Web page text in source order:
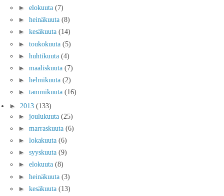
► elokuuta (7)
► heinäkuuta (8)
► kesäkuuta (14)
► toukokuuta (5)
► huhtikuuta (4)
► maaliskuuta (7)
► helmikuuta (2)
► tammikuuta (16)
► 2013 (133)
► joulukuuta (25)
► marraskuuta (6)
► lokakuuta (6)
► syyskuuta (9)
► elokuuta (8)
► heinäkuuta (3)
► kesäkuuta (13)